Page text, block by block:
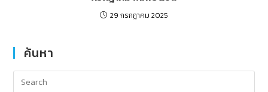
29 กรกฎาคม 2025
ค้นหา